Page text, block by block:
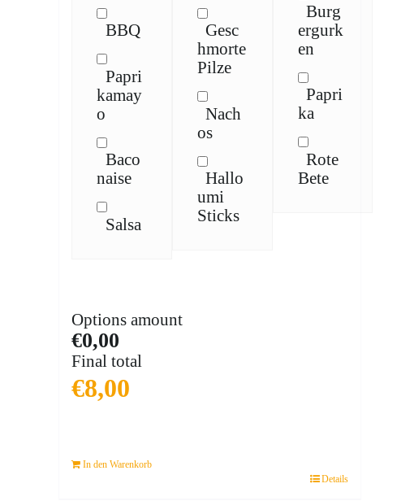
BBQ
Papri
kamay
o
Baco
naise
Salsa
Gesc
hmorte
Pilze
Nach
os
Hallo
umi
Sticks
Burg
ergurk
en
Papri
ka
Rote
Bete
Options amount
€0,00
Final total
€8,00
In den Warenkorb
Details